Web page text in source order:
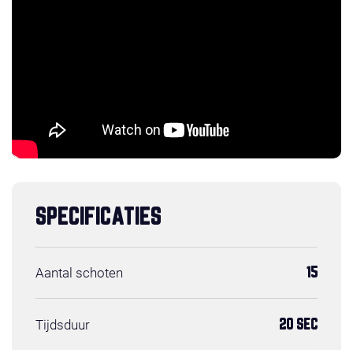
SPECIFICATIES
Aantal schoten 15
Tijdsduur 20 SEC